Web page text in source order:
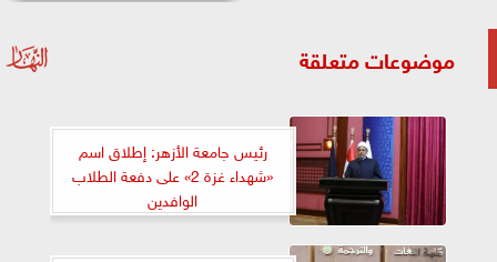
موضوعات متعلقة
رئيس جامعة الأزهر: إطلاق اسم
«شهداء غزة 2» على دفعة الطلاب
الوافدين